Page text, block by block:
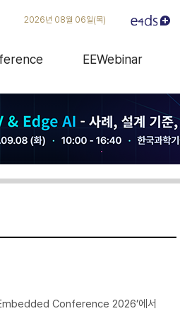
2026년 08월 06일(목)
EEWebinar
Embedded Conference 2026’에서